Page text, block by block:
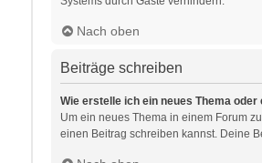
Nach oben
Beiträge schreiben
Wie erstelle ich ein neues Thema oder
Um ein neues Thema in einem Forum
einen Beitrag schreiben kannst. Deine